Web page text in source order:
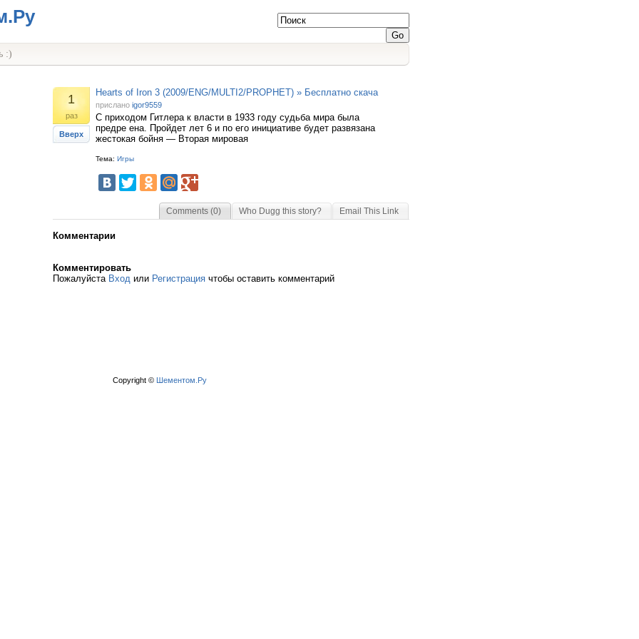
:)
1
раз
Вверх
Hearts of Iron 3 (2009/ENG/MULTI2/PROPHET) » Бесплатно скача
прислано igor9559
С приходом Гитлера к власти в 1933 году судьба мира была
предре ена. Пройдет лет 6 и по его инициативе будет развязана
жестокая бойня — Вторая мировая
Тема: Игры
Comments (0) Who Dugg this story? Email This Link
Комментарии
Комментировать
Пожалуйста Вход или Регистрация чтобы оставить комментарий
Copyright © Шементом.Ру